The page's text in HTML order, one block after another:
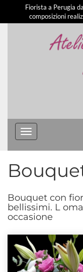
Fiorista a Perugia
composizioni
Bouquet con
bellissimi. L
occasione